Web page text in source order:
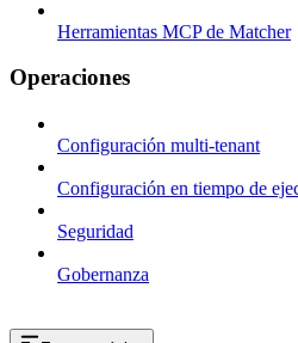
Herramientas MCP de Matcher
Operaciones
Configuración multi-tenant
Configuración en tiempo de
Seguridad
Gobernanza